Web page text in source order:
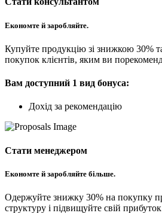
Економте й заробляйте.
Купуйте продукцію зі знижкою 30%
покупок клієнтів, яким ви
Вам доступний 1 вид бонуса:
Дохід за рекомендацію
Стати менеджером
Економте й заробляйте більше.
Одержуйте знижку 30% на покупку
структуру і підвищуйте свій